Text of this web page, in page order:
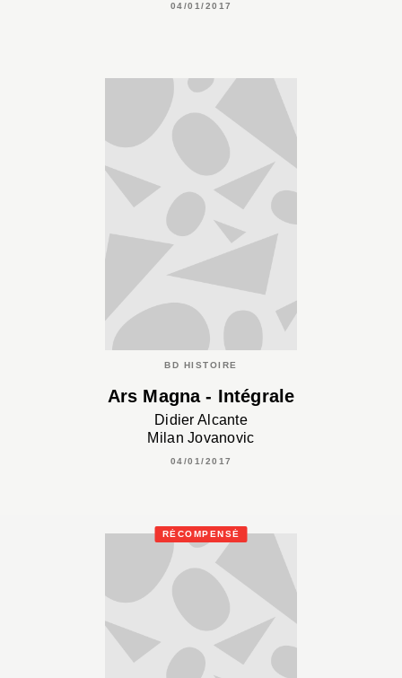
04/01/2017
BD HISTOIRE
Ars Magna - Intégrale
Didier Alcante
Milan Jovanovic
04/01/2017
RÉCOMPENSÉ